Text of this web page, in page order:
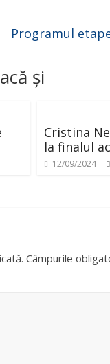
Programul
și
Cristina
la finalul
12/09/2024
Câmpurile